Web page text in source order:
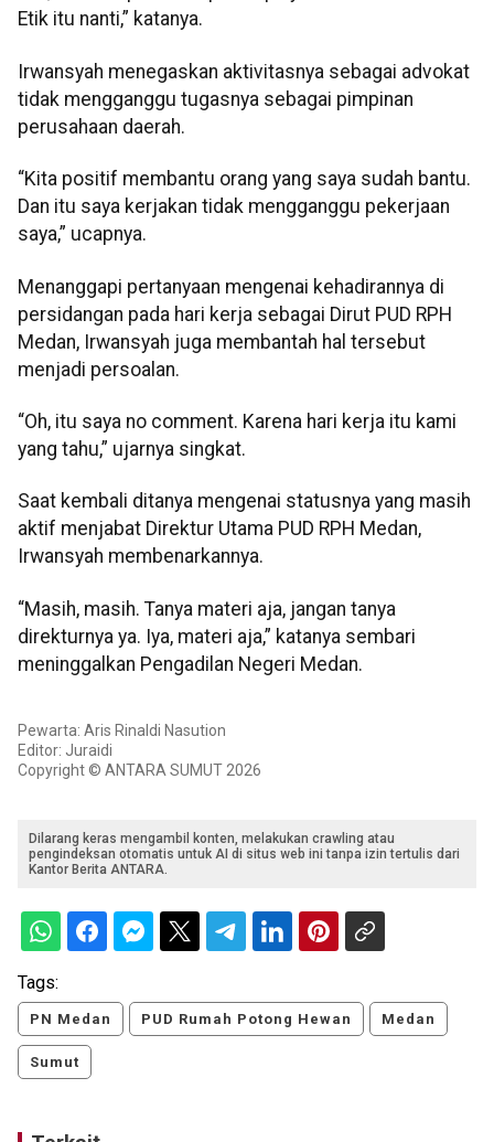
Etik itu nanti,” katanya.
Irwansyah menegaskan aktivitasnya sebagai advokat
tidak mengganggu tugasnya sebagai pimpinan
perusahaan daerah.
“Kita positif membantu orang yang saya sudah bantu.
Dan itu saya kerjakan tidak mengganggu pekerjaan
saya,” ucapnya.
Menanggapi pertanyaan mengenai kehadirannya di
persidangan pada hari kerja sebagai Dirut PUD RPH
Medan, Irwansyah juga membantah hal tersebut
menjadi persoalan.
“Oh, itu saya no comment. Karena hari kerja itu kami
yang tahu,” ujarnya singkat.
Saat kembali ditanya mengenai statusnya yang masih
aktif menjabat Direktur Utama PUD RPH Medan,
Irwansyah membenarkannya.
“Masih, masih. Tanya materi aja, jangan tanya
direkturnya ya. Iya, materi aja,” katanya sembari
meninggalkan Pengadilan Negeri Medan.
Pewarta: Aris Rinaldi Nasution
Editor: Juraidi
Copyright © ANTARA SUMUT 2026
Dilarang keras mengambil konten, melakukan crawling atau
pengindeksan otomatis untuk AI di situs web ini tanpa izin tertulis dari
Kantor Berita ANTARA.
Tags:
PN Medan PUD Rumah Potong Hewan Medan
Sumut